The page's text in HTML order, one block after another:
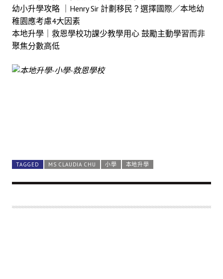
幼小升學攻略 ｜Henry Sir 計劃移民？選擇國際／本地幼
稚園應考慮4大因素
本地升學｜救恩學校功課少教學用心 鼓勵主動學習而非
聚焦分數高低
TAGGED MS CLAUDIA CHU 小學 本地升學